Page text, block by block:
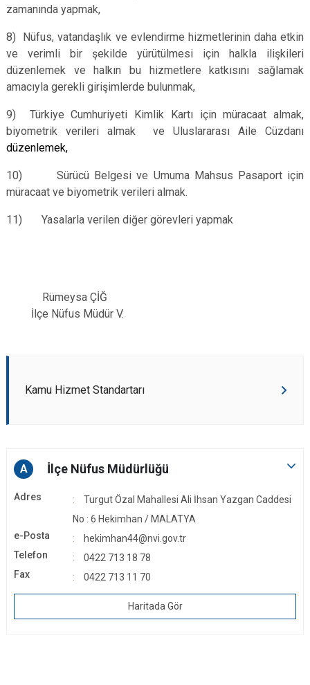
zamanında yapmak,
8) Nüfus, vatandaşlık ve evlendirme hizmetlerinin daha etkin
ve verimli bir şekilde yürütülmesi için halkla ilişkileri
düzenlemek ve halkın bu hizmetlere katkısını sağlamak
amacıyla gerekli girişimlerde bulunmak,
9) Türkiye Cumhuriyeti Kimlik Kartı için müracaat almak,
biyometrik verileri almak ve Uluslararası Aile Cüzdanı
düzenlemek,
10) Sürücü Belgesi ve Umuma Mahsus Pasaport için
müracaat ve biyometrik verileri almak.
11) Yasalarla verilen diğer görevleri yapmak
Rümeysa ÇİĞ
İlçe Nüfus Müdür V.
Kamu Hizmet Standartarı
A İlçe Nüfus Müdürlüğü
Adres
Turgut Özal Mahallesi Ali İhsan Yazgan Caddesi
No : 6 Hekimhan / MALATYA
e-Posta
hekimhan44@nvi.gov.tr
Telefon
0422 713 18 78
Fax
0422 713 11 70
Haritada Gör